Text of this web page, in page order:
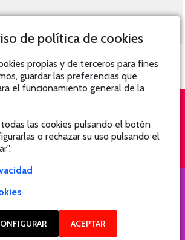
SUSCRÍBETE
de política de cookies
propias y de terceros para fines
guardar las preferencias que
el funcionamiento general de la
las cookies pulsando el botón
o rechazar su uso pulsando el
ACEPTAR